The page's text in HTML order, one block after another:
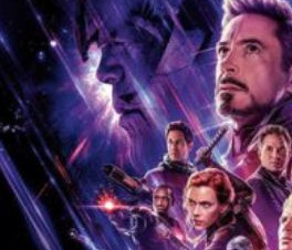
Worst Avengers
ภาคแรก จนถึงภาคปิดท้ายเฟส 3
From Home (2019) หลายครั้งที่จะ
บของคนดูอย่างล้นหลามนั้นมักจะสวน
วิจารณ์อยู่เสมอ อย่างที่หนัง Marvel
กวิจารณ์ (หรืออาจร่วมถึงคุณปู่ผู้
และสายสนับสนุนแนวคิดของปู่) ว่า
ะเดินตามสูตรสำเร็จเดิม…
าว่าคุณ “พลาดไปแน่ๆ” จาก
Endgame
าพยนตร์ของฮอลลีวูดและของทั้ง
ราวฟ้ากับเหวกับปีที่แล้ว ที่ปี 2020
งใช้คำว่า "แตกกระเจิง" เลื่อนฉาย
งทั้งข้ามเดือนและข้ามปี แตกต่าง
เมอร์ ปี 2019 คือหนังระดับปรากฎ
ไม่มีหนังที่ทำรายได้เปิดตัวและมีผู้
days ago